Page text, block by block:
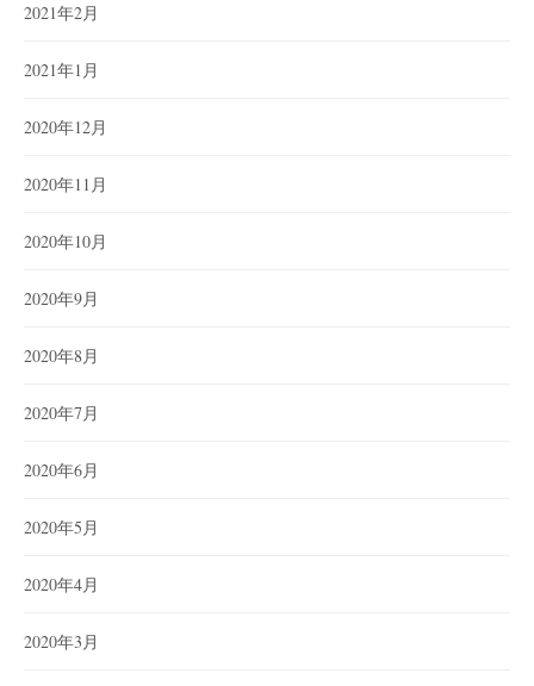
2021年2月
2021年1月
2020年12月
2020年11月
2020年10月
2020年9月
2020年8月
2020年7月
2020年6月
2020年5月
2020年4月
2020年3月